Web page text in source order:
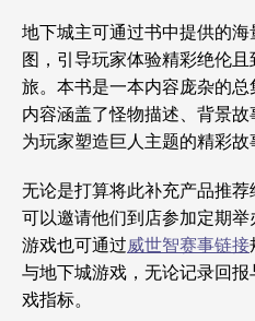
地下城主可通过书中提供的
图，引导玩家体验精彩绝伦
旅。本书是一本内容庞杂的
内容涵盖了怪物描述、背景
为玩家塑造巨人主题的精彩故
无论是打算将此补充产品推
可以邀请他们到店参加定期
游戏也可通过威世智赛事链接
与地下城游戏，无论记录回
戏指标。